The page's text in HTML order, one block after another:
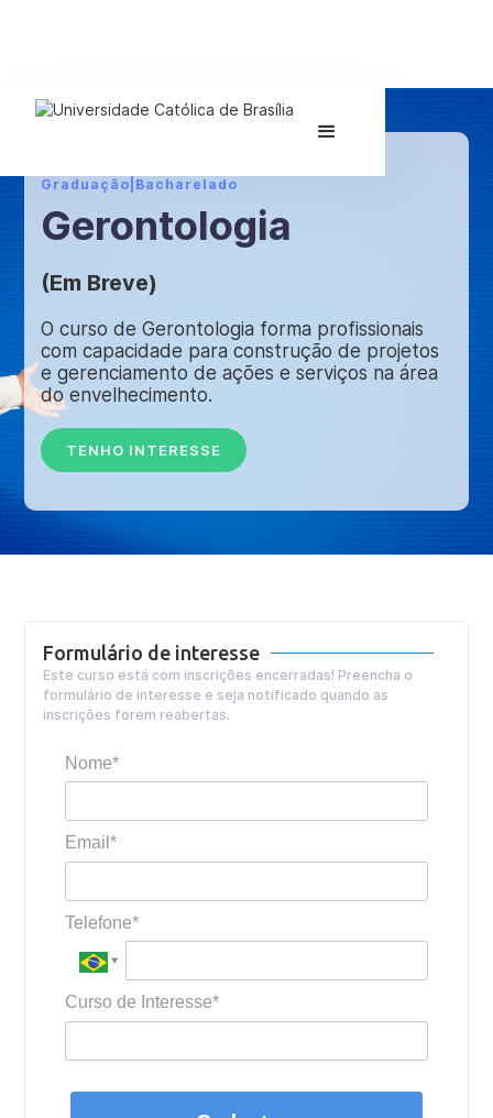
Graduação Bacharelado
Gerontologia
(Em Breve)
O curso de Gerontologia forma profissionais
com capacidade para construção de projetos
e gerenciamento de ações e serviços na área
do envelhecimento.
TENHO INTERESSE
Formulário de interesse
Este curso está com inscrições encerradas! Preencha o
formulário de interesse e seja notificado quando as
inscrições forem reabertas.
Nome*
Email*
Telefone*
Curso de Interesse*